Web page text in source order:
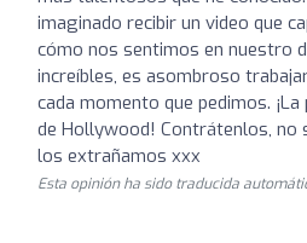
imaginado recibir un video que
cómo nos sentimos en nuestro
increíbles, es asombroso
cada momento que pedimos.
de Hollywood! Contrátenlos, no
los extrañamos xxx
Esta opinión ha sido traducida